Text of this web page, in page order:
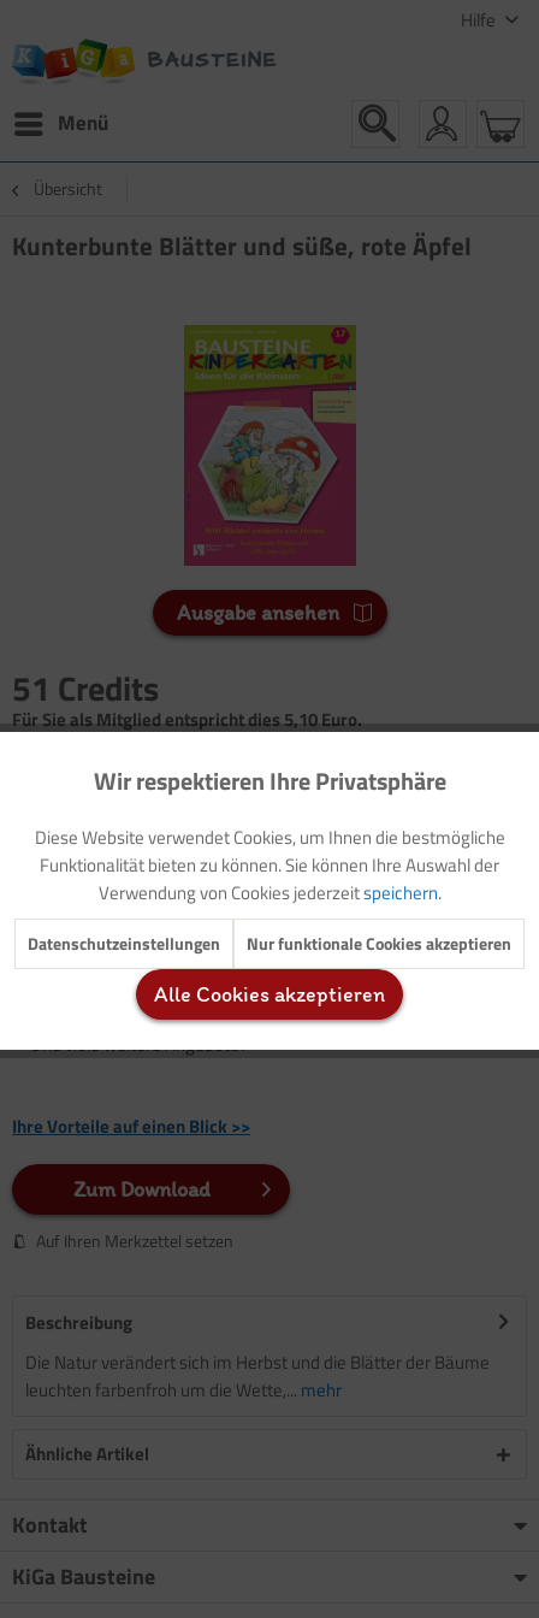
Hilfe
Menü
Übersicht
Kunterbunte Blätter und süße, rote Äpfel
Ausgabe ansehen
51 Credits
Für Sie als Mitglied entspricht dies 5,10 Euro.
Seitenanzahl
Erfahrungsfeld: Bunte Blätter/Vorlage: Elternbrief
Lied: Ja im Herbst, da ist es lustig
Naturerfahrung: Entdeckungen im Herbstwald
Geschichte: Willi und der Apfelbaum
Sachbetrachtung: Äpfel
Lebenspraktischer Bereich:Apfelmus zubereiten
Und viele weitere Angebote?
Ihre Vorteile auf einen Blick >>
Zum Download
Auf Ihren Merkzettel setzen
Beschreibung
Die Natur verändert sich im Herbst und die Blätter der Bäume
leuchten farbenfroh um die Wette,... mehr
Ähnliche Artikel
Kontakt
KiGa Bausteine
Funktionale Aktiv
Marketing Inaktiv
Tracking Inaktiv
Inaktiv
Wir respektieren Ihre Privatsphäre
Diese Website verwendet Cookies, um Ihnen die bestmögliche
Funktionalität bieten zu können. Sie können Ihre Auswahl der
Verwendung von Cookies jederzeitspeichern.
Datenschutzeinstellungen Nur funktionale Cookies akzeptieren
Alle Cookies akzeptieren